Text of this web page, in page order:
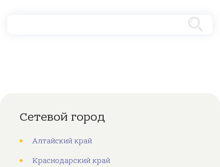
Сетевой город
Алтайский край
Краснодарский край